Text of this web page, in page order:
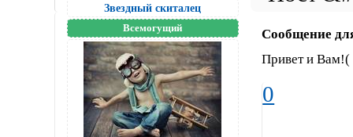
Звездный скиталец
Всемогущий
Сообщение
Привет и Вам!(
0